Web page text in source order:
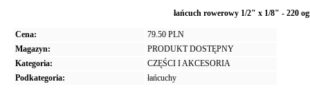
łańcuch rowerowy 1/2" x 1/8" - 220
Cena:
79.50 PLN
Magazyn:
PRODUKT DOSTĘPNY
Kategoria:
CZĘŚCI I AKCESORIA
Podkategoria:
łańcuchy